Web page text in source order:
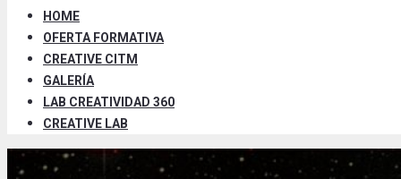
HOME
OFERTA FORMATIVA
CREATIVE CITM
GALERÍA
LAB CREATIVIDAD 360
CREATIVE LAB